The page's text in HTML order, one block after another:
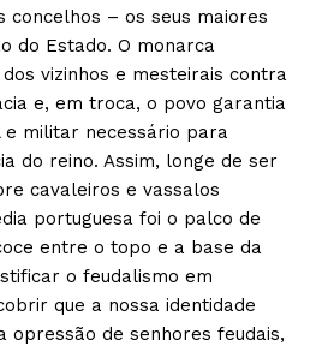
concelhos – os seus maiores
do Estado. O monarca
vizinhos e mesteirais contra
e, em troca, o povo garantia
militar necessário para
do reino. Assim, longe de ser
cavaleiros e vassalos
portuguesa foi o palco de
entre o topo e a base da
o feudalismo em
que a nossa identidade
opressão de senhores feudais,